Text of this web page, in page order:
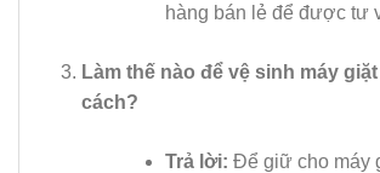
hàng bán lẻ để được tư
Làm thế nào để vệ sinh máy
cách?
Trả lời: Để giữ cho máy